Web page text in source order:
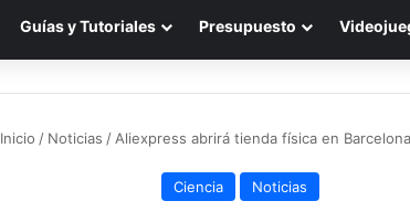
Guías y Tutoriales Presupuesto
Inicio / Noticias / Aliexpress abrirá tienda física en
Ciencia Noticias